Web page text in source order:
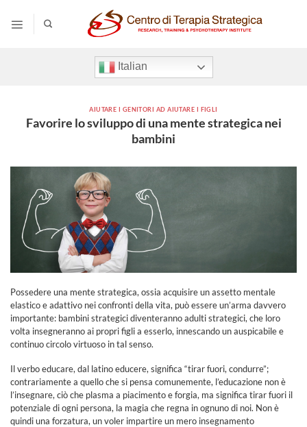
contenuti
Italian
AIUTARE I GENITORI AD AIUTARE I FIGLI
Favorire lo sviluppo di una mente strategica nei
bambini
Possedere una mente strategica, ossia acquisire un assetto mentale
elastico e adattivo nei confronti della vita, può essere un’arma davvero
importante: bambini strategici diventeranno adulti strategici, che loro
volta insegneranno ai propri figli a esserlo, innescando un auspicabile e
continuo circolo virtuoso in tal senso.
Il verbo educare, dal latino educere, significa “tirar fuori, condurre”;
contrariamente a quello che si pensa comunemente, l’educazione non è
l’insegnare, ciò che plasma a piacimento e forgia, ma significa tirar fuori il
potenziale di ogni persona, la magia che regna in ognuno di noi. Non è
quindi una forzatura, un voler impartire un mero insegnamento